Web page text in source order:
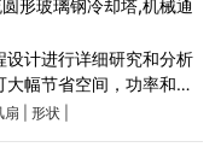
形玻璃钢冷却塔,机械通
设计进行详细研究和分析
大幅节省空间，功率和水
合广东环境条件下的工
扇 形状|